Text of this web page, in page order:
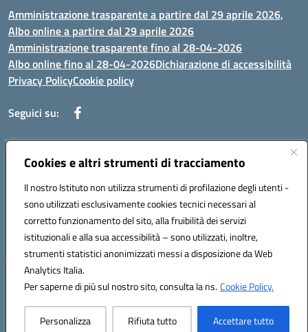
Cookies e altri strumenti di tracciamento
Il nostro Istituto non utilizza strumenti di profilazione degli utenti -
sono utilizzati esclusivamente cookies tecnici necessari al
corretto funzionamento del sito, alla fruibilità dei servizi
istituzionali e alla sua accessibilità – sono utilizzati, inoltre,
strumenti statistici anonimizzati messi a disposizione da Web
Analytics Italia.
Per saperne di più sul nostro sito, consulta la ns.Cookie Policy.
Personalizza Rifiuta tutto Accettare tutto
Amministrazione trasparente a partire dal 29 aprile 2026,
Albo online a partire dal 29 aprile 2026
Amministrazione trasparente fino al 28-04-2026
Albo online fino al 28-04-2026Dichiarazione di accessibilità
Privacy PolicyCookie policy
Seguici su:
Indirizzo:Via Selicato, 1 71122 FOGGIA (FG)
Posta elettronica certificata (PEC):fgee01200c@pec.istruzione.it
Codice fiscale: 80005820719
Codice meccanografico:FGEE01200C
Hosting & Powered by 3D Solution S.r.l.
Concept & Design by Designers Italia